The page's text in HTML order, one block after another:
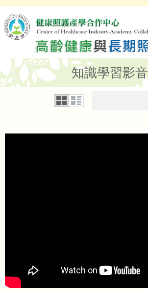
知識學習影音